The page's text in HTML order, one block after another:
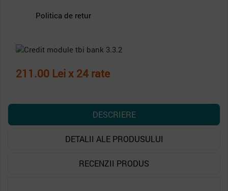
Politica de retur
211.00 Lei x 24 rate
DESCRIERE
DETALII ALE PRODUSULUI
RECENZII PRODUS